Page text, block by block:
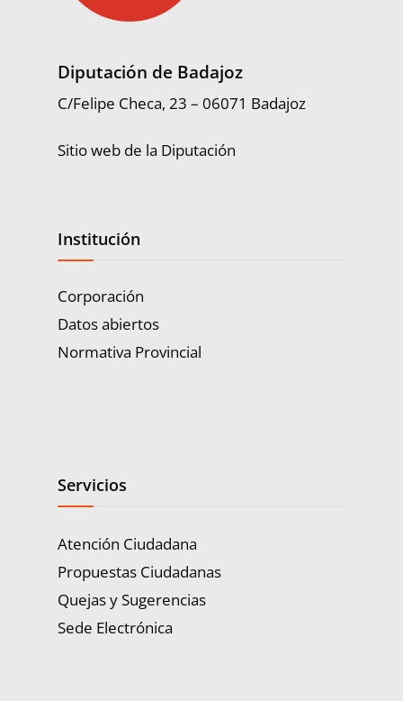
Diputación de Badajoz
C/Felipe Checa, 23 – 06071 Badajoz
Sitio web de la Diputación
Institución
Corporación
Datos abiertos
Normativa Provincial
Servicios
Atención Ciudadana
Propuestas Ciudadanas
Quejas y Sugerencias
Sede Electrónica